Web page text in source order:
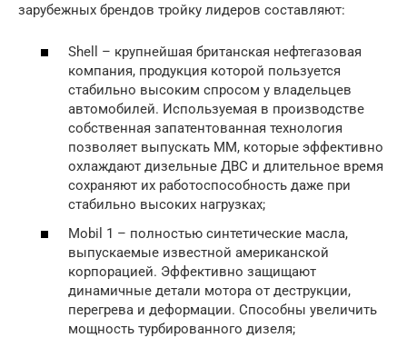
зарубежных брендов тройку лидеров составляют:
Shell – крупнейшая британская нефтегазовая
компания, продукция которой пользуется
стабильно высоким спросом у владельцев
автомобилей. Используемая в производстве
собственная запатентованная технология
позволяет выпускать ММ, которые эффективно
охлаждают дизельные ДВС и длительное время
сохраняют их работоспособность даже при
стабильно высоких нагрузках;
Mobil 1 – полностью синтетические масла,
выпускаемые известной американской
корпорацией. Эффективно защищают
динамичные детали мотора от деструкции,
перегрева и деформации. Способны увеличить
мощность турбированного дизеля;